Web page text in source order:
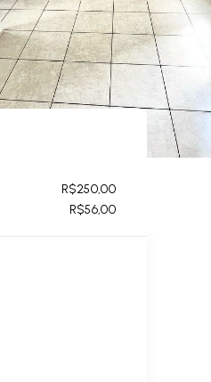
R$250,00
R$56,00